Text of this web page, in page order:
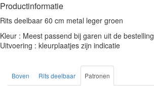
Productinformatie
Rits deelbaar 60 cm metal leger groen
Kleur : Meest passend bij garen uit de bestelling
Uitvoering : kleurplaatjes zijn indicatie
Boven Rits deelbaar Patronen